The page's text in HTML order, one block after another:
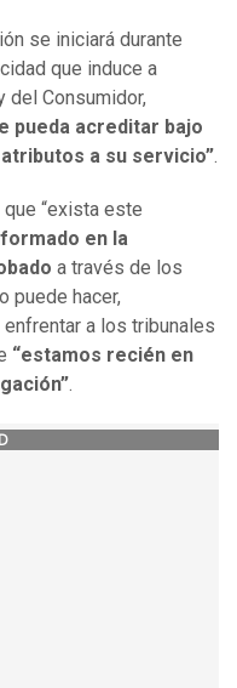
se iniciará durante
que induce a
del Consumidor,
pueda acreditar bajo
a su servicio”.
“exista este
en la
a través de los
puede hacer,
a los tribunales
“estamos recién en
.